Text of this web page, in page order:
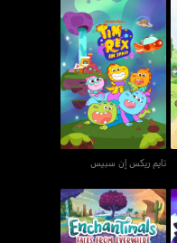
تايم ريكس إن سبيس
تايم ريكس إن سبيس